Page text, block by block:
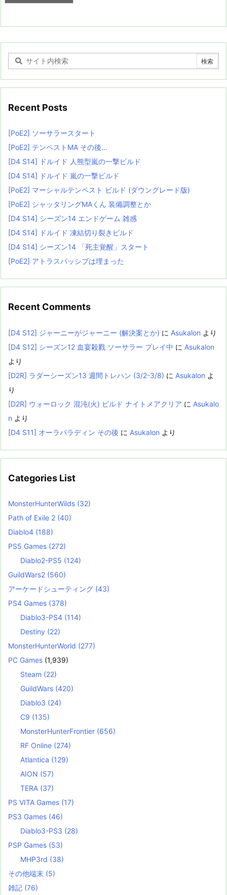
Recent Posts
[PoE2] ソーサラースタート
[PoE2] テンペストMA その後…
[D4 S14] ドルイド 人熊型嵐の一撃ビルド
[D4 S14] ドルイド 嵐の一撃ビルド
[PoE2] マーシャルテンペスト ビルド (ダウングレード版)
[PoE2] シャッタリングMAくん 装備調整とか
[D4 S14] シーズン14 エンドゲーム 雑感
[D4 S14] ドルイド 凍結切り裂きビルド
[D4 S14] シーズン14 「死主覚醒」スタート
[PoE2] アトラスパッシブは埋まった
Recent Comments
[D4 S12] ジャーニーがジャーニー (解決案とか) に Asukalon より
[D4 S12] シーズン12 血宴殺戮 ソーサラー プレイ中 に Asukalon
より
[D2R] ラダーシーズン13 週間トレハン (3/2-3/8) に Asukalon よ
り
[D2R] ウォーロック 混沌(火) ビルド ナイトメアクリア に Asukalo
n より
[D4 S11] オーラパラディン その後 に Asukalon より
Categories List
MonsterHunterWilds (32)
Path of Exile 2 (40)
Diablo4 (188)
PS5 Games (272)
Diablo2-PS5 (124)
GuildWars2 (560)
アーケードシューティング (43)
PS4 Games (378)
Diablo3-PS4 (114)
Destiny (22)
MonsterHunterWorld (277)
PC Games (1,939)
Steam (22)
GuildWars (420)
Diablo3 (24)
C9 (135)
MonsterHunterFrontier (656)
RF Online (274)
Atlantica (129)
AION (57)
TERA (37)
PS VITA Games (17)
PS3 Games (46)
Diablo3-PS3 (28)
PSP Games (53)
MHP3rd (38)
その他端末 (5)
雑記 (76)